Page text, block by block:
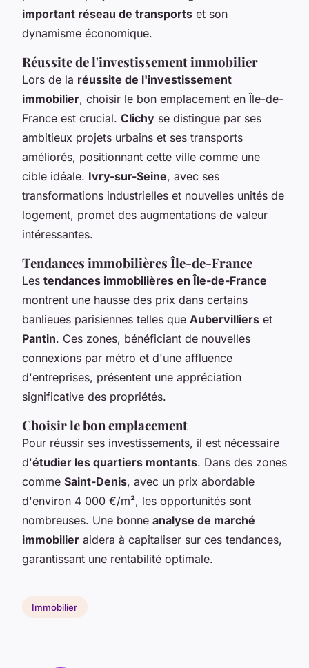
important réseau de transports et son
dynamisme économique.
Réussite de l'investissement immobilier
Lors de la réussite de l'investissement
immobilier, choisir le bon emplacement en Île-de-
France est crucial. Clichy se distingue par ses
ambitieux projets urbains et ses transports
améliorés, positionnant cette ville comme une
cible idéale. Ivry-sur-Seine, avec ses
transformations industrielles et nouvelles unités de
logement, promet des augmentations de valeur
intéressantes.
Tendances immobilières Île-de-France
Les tendances immobilières en Île-de-France
montrent une hausse des prix dans certains
banlieues parisiennes telles que Aubervilliers et
Pantin. Ces zones, bénéficiant de nouvelles
connexions par métro et d'une affluence
d'entreprises, présentent une appréciation
significative des propriétés.
Choisir le bon emplacement
Pour réussir ses investissements, il est nécessaire
d'étudier les quartiers montants. Dans des zones
comme Saint-Denis, avec un prix abordable
d'environ 4 000 €/m², les opportunités sont
nombreuses. Une bonne analyse de marché
immobilier aidera à capitaliser sur ces tendances,
garantissant une rentabilité optimale.
Immobilier